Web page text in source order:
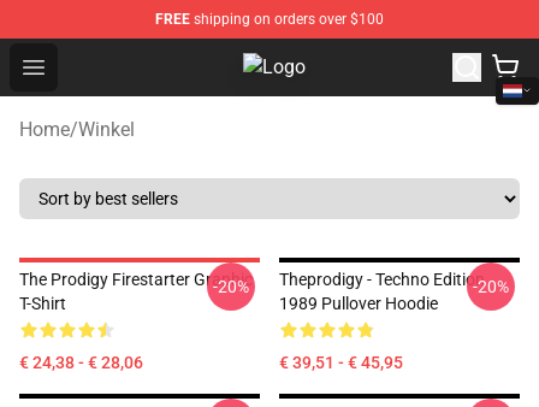
FREE shipping on orders over $100
Open menu The Prodigy Store - Official The
Home/Winkel
The Prodigy Firestarter Graphic
T-Shirt
€ 24,38 - € 28,06
-20%
Theprodigy - Techno Edition
1989 Pullover Hoodie
€ 39,51 - € 45,95
-20%